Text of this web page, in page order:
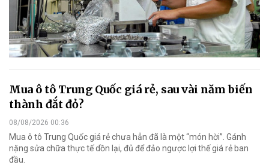
Mua ô tô Trung Quốc giá rẻ, sau vài năm biến
thành đắt đỏ?
08/08/2026 00:36
Mua ô tô Trung Quốc giá rẻ chưa hẳn đã là một “món hời”. Gánh
nặng sửa chữa thực tế dồn lại, đủ để đảo ngược lợi thế giá rẻ ban
đầu.